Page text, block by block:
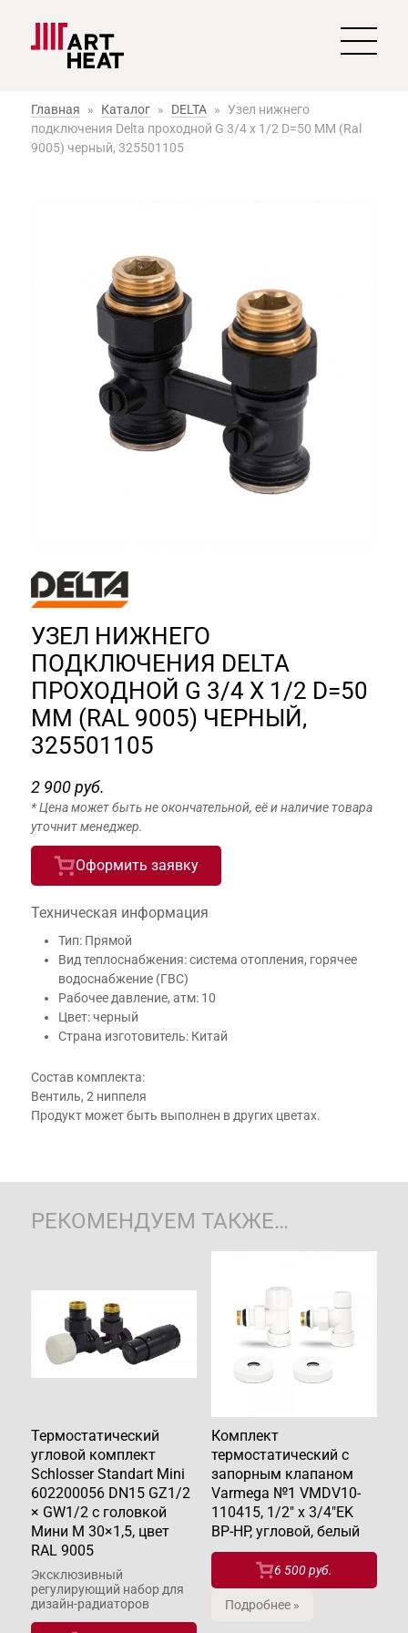
Главная » Каталог » DELTA » Узел нижнего
подключения Delta проходной G 3/4 x 1/2 D=50 MM (Ral
9005) черный, 325501105
УЗЕЛ НИЖНЕГО
ПОДКЛЮЧЕНИЯ DELTA
ПРОХОДНОЙ G 3/4 X 1/2 D=50
MM (RAL 9005) ЧЕРНЫЙ,
325501105
2 900 руб.
* Цена может быть не окончательной, её и наличие товара
уточнит менеджер.
Оформить заявку
Техническая информация
Тип: Прямой
Вид теплоснабжения: система отопления, горячее
водоснабжение (ГВС)
Рабочее давление, атм: 10
Цвет: черный
Страна изготовитель: Китай
Состав комплекта:
Вентиль, 2 ниппеля
Продукт может быть выполнен в других цветах.
РЕКОМЕНДУЕМ ТАКЖЕ…
Термостатический
угловой комплект
Schlosser Standart Mini
602200056 DN15 GZ1/2
× GW1/2 с головкой
Мини M 30×1,5, цвет
RAL 9005
Эксклюзивный
регулирующий набор для
дизайн-радиаторов
Комплект
термостатический с
запорным клапаном
Varmega №1 VMDV10-
110415, 1/2" x 3/4"EK
ВР-НР, угловой, белый
6 500 руб.
Подробнее »